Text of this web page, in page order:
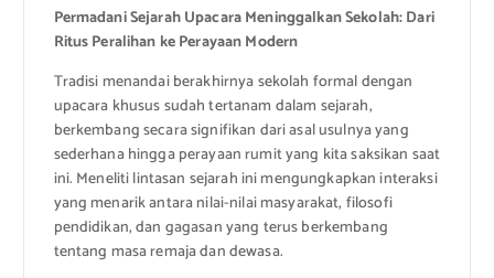
Permadani Sejarah Upacara Meninggalkan Sekolah: Dari
Ritus Peralihan ke Perayaan Modern
Tradisi menandai berakhirnya sekolah formal dengan
upacara khusus sudah tertanam dalam sejarah,
berkembang secara signifikan dari asal usulnya yang
sederhana hingga perayaan rumit yang kita saksikan saat
ini. Meneliti lintasan sejarah ini mengungkapkan interaksi
yang menarik antara nilai-nilai masyarakat, filosofi
pendidikan, dan gagasan yang terus berkembang
tentang masa remaja dan dewasa.